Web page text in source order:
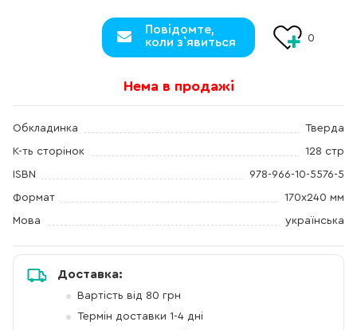
Повідомте,
коли з`явиться
0
Нема в продажі
Обкладинка Тверда
К-ть сторінок 128 стр
ISBN 978-966-10-5576-5
Формат 170х240 мм
Мова українська
Доставка:
Вартість від 80 грн
Термін доставки 1-4 дні